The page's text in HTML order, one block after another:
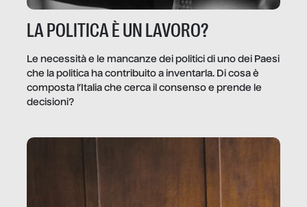
LA POLITICA È UN LAVORO?
Le necessità e le mancanze dei politici di uno dei Paesi
che la politica ha contribuito a inventarla. Di cosa è
composta l’Italia che cerca il consenso e prende le
decisioni?